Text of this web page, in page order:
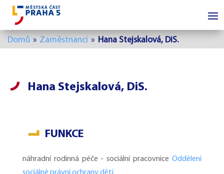
Domů » Zaměstnanci » Hana Stejskalová, DiS.
Hana Stejskalová, DiS.
FUNKCE
náhradní rodinná péče - sociální pracovniceOddělení